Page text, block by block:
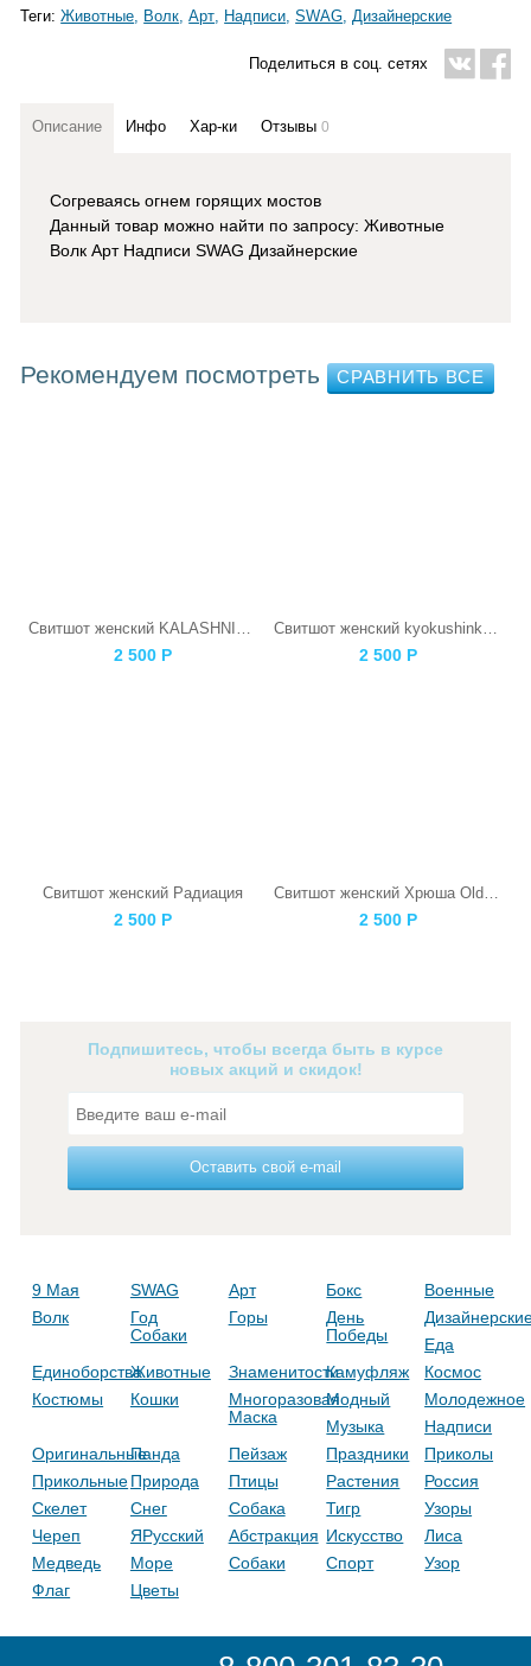
Теги:Животные Волк Арт Надписи SWAG Дизайнерские
Поделиться в соц. сетях
Описание Инфо Хар-ки Отзывы0
Согреваясь огнем горящих мостов
Данный товар можно найти по запросу: Животные
Волк Арт Надписи SWAG Дизайнерские
Рекомендуем посмотреть
2 500 Р 2 500 Р
Свитшот женский Радиация
2 500 Р 2 500 Р
Подпишитесь, чтобы всегда быть в курсе
новых акций и скидок!
Оставить свой e-mail
9 Мая SWAG Арт Бокс
Военные
Волк
Год
Собаки
Горы
День
Победы
Еда
ЕдиноборстваЖивотные ЗнаменитостиКамуфляж
Космос
Костюмы
Кошки
Многоразовая
Маска
Модный
Молодежное
Музыка
Надписи
ОригинальныеПанда Пейзаж Праздники
Приколы
ПрикольныеПрирода Птицы Растения
Россия
Скелет
Снег Собака Тигр
Узоры
Череп
ЯРусский Абстракция Искусство
Лиса
Медведь
Море Собаки Спорт
Узор
Флаг
Цветы